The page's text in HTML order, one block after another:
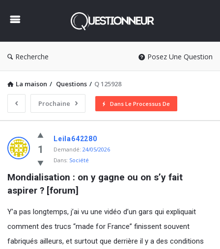
Recherche Posez Une Question
La maison / Questions / Q 125928
Prochaine Dans Le Processus De
Questionneur
Dernière
Questions
1
Leila642280
Demandé: 24/05/2026
Dans: Société
Mondialisation : on y gagne ou on s’y fait
aspirer ? [forum]
Y’a pas longtemps, j’ai vu une vidéo d’un gars qui expliquait
comment des trucs “made for France” finissent souvent
fabriqués ailleurs, et surtout que derrière il y a des conditions